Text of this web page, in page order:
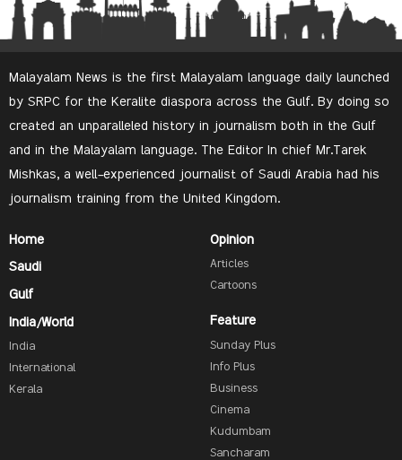
Malayalam News is the first Malayalam language daily launched
by SRPC for the Keralite diaspora across the Gulf. By doing so
created an unparalleled history in journalism both in the Gulf
and in the Malayalam language. The Editor In chief Mr.Tarek
Mishkas, a well-experienced journalist of Saudi Arabia had his
journalism training from the United Kingdom.
Home
Saudi
Gulf
India/World
India
International
Kerala
Opinion
Articles
Cartoons
Feature
Sunday Plus
Info Plus
Business
Cinema
Kudumbam
Sancharam